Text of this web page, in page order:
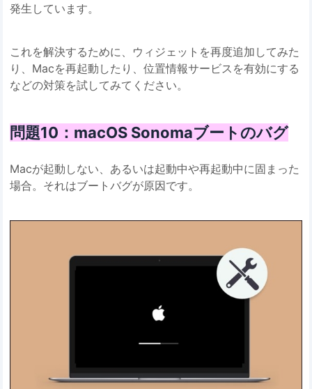
発生しています。
これを解決するために、ウィジェットを再度追加してみた
り、Macを再起動したり、位置情報サービスを有効にする
などの対策を試してみてください。
問題10：macOS Sonomaブートのバグ
Macが起動しない、あるいは起動中や再起動中に固まった
場合。それはブートバグが原因です。